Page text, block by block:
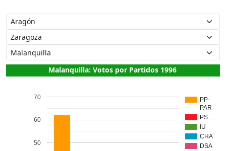
Malanquilla: Votos por Partidos 1996
PP-
PAR
PS…
IU
CHA
DSA
50
60
70